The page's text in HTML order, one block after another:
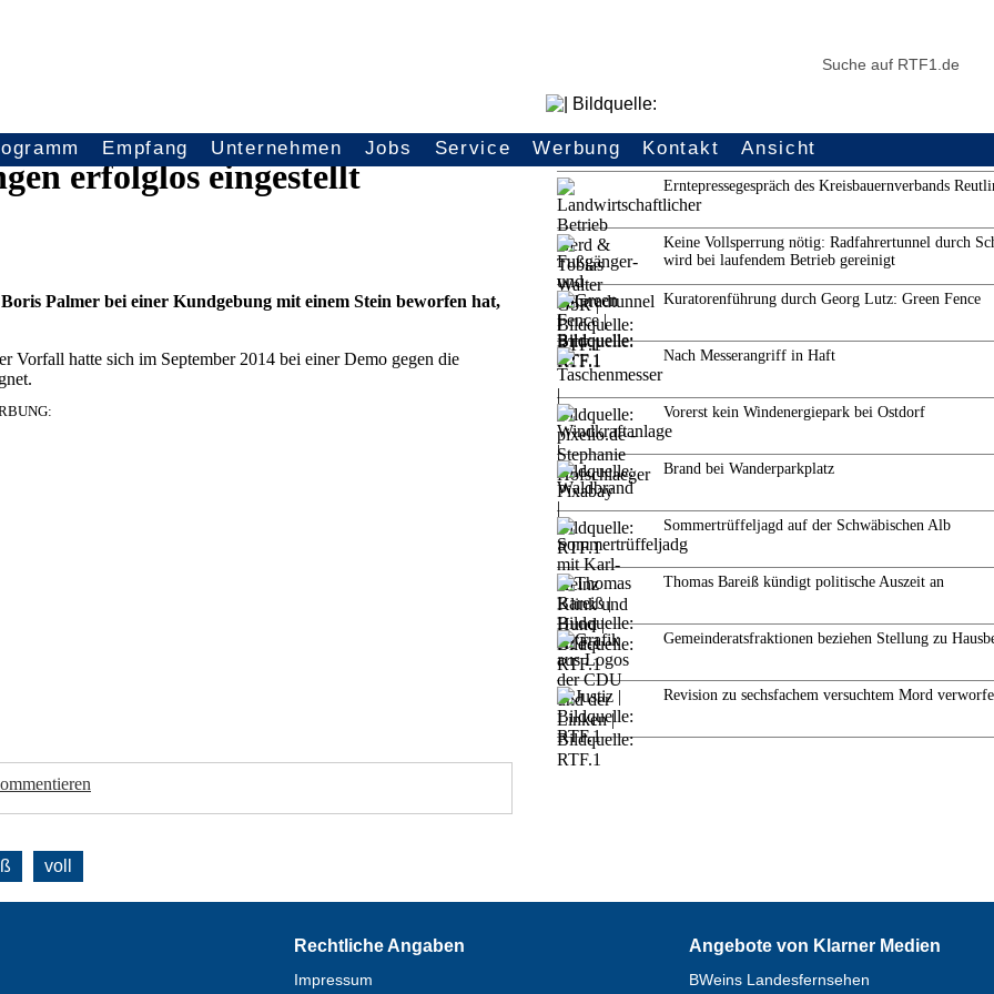
Empfang Unternehmen Jobs Service Werbung Kontakt Ansicht
erfolglos eingestellt
Palmer bei einer Kundgebung mit einem Stein beworfen hat,
Vorfall hatte sich im September 2014 bei einer Demo gegen die
Weitere Themen
Erntepressegespräch des Kreisbauernverbands
Keine Vollsperrung nötig: Radfahrertunnel durch
wird bei laufendem Betrieb gereinigt
Kuratorenführung durch Georg Lutz: Green Fence
Nach Messerangriff in Haft
Vorerst kein Windenergiepark bei Ostdorf
Brand bei Wanderparkplatz
Sommertrüffeljagd auf der Schwäbischen Alb
Thomas Bareiß kündigt politische Auszeit an
Gemeinderatsfraktionen beziehen Stellung zu
Revision zu sechsfachem versuchtem Mord
voll
Rechtliche Angaben
Impressum
Angebote von Klarner Medien
BWeins Landesfernsehen